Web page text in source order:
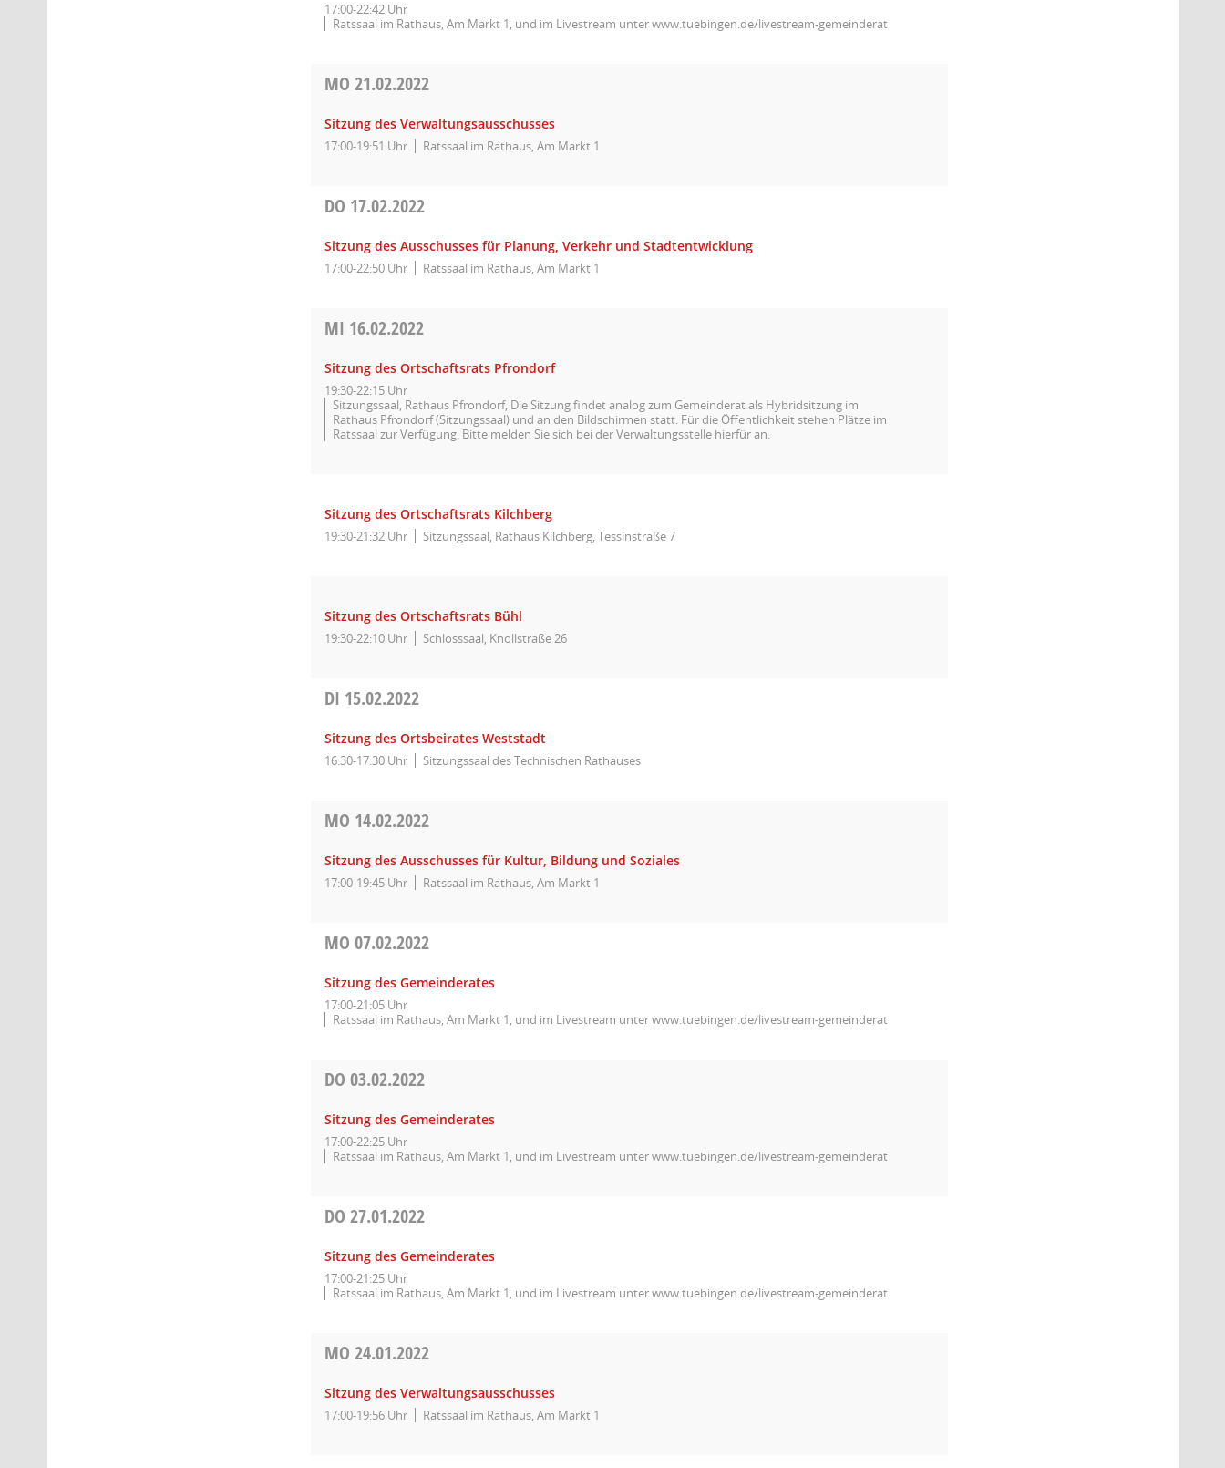
17:00-22:42 Uhr
Ratssaal im Rathaus, Am Markt 1, und im Livestream unter www.tuebingen.de/livestream-gemeinderat
MO21.02.2022
Sitzung des Verwaltungsausschusses
17:00-19:51 Uhr Ratssaal im Rathaus, Am Markt 1
DO 17.02.2022
Sitzung des Ausschusses für Planung, Verkehr und Stadtentwicklung
17:00-22:50 Uhr Ratssaal im Rathaus, Am Markt 1
MI 16.02.2022
Sitzung des Ortschaftsrats Pfrondorf
19:30-22:15 Uhr
Sitzungssaal, Rathaus Pfrondorf, Die Sitzung findet analog zum Gemeinderat als Hybridsitzung im
Rathaus Pfrondorf (Sitzungssaal) und an den Bildschirmen statt. Für die Öffentlichkeit stehen Plätze im
Ratssaal zur Verfügung. Bitte melden Sie sich bei der Verwaltungsstelle hierfür an.
Sitzung des Ortschaftsrats Kilchberg
19:30-21:32 Uhr Sitzungssaal, Rathaus Kilchberg, Tessinstraße 7
Sitzung des Ortschaftsrats Bühl
19:30-22:10 Uhr Schlosssaal, Knollstraße 26
DI 15.02.2022
Sitzung des Ortsbeirates Weststadt
16:30-17:30 Uhr Sitzungssaal des Technischen Rathauses
MO 14.02.2022
Sitzung des Ausschusses für Kultur, Bildung und Soziales
17:00-19:45 Uhr Ratssaal im Rathaus, Am Markt 1
MO07.02.2022
Sitzung des Gemeinderates
17:00-21:05 Uhr
Ratssaal im Rathaus, Am Markt 1, und im Livestream unter www.tuebingen.de/livestream-gemeinderat
DO03.02.2022
Sitzung des Gemeinderates
17:00-22:25 Uhr
Ratssaal im Rathaus, Am Markt 1, und im Livestream unter www.tuebingen.de/livestream-gemeinderat
DO27.01.2022
Sitzung des Gemeinderates
17:00-21:25 Uhr
Ratssaal im Rathaus, Am Markt 1, und im Livestream unter www.tuebingen.de/livestream-gemeinderat
MO24.01.2022
Sitzung des Verwaltungsausschusses
17:00-19:56 Uhr Ratssaal im Rathaus, Am Markt 1